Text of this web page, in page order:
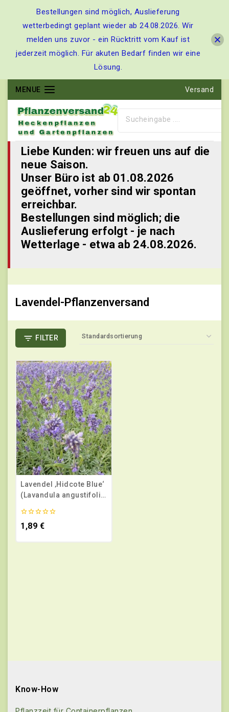
MENUE Versand
Liebe Kunden: wir freuen uns auf die
neue Saison.
Unser Büro ist ab 01.08.2026
geöffnet, vorher sind wir spontan
erreichbar.
Bestellungen sind möglich; die
Auslieferung erfolgt - je nach
Wetterlage - etwa ab 24.08.2026.
Lavendel-Pflanzenversand
FILTER
Lavendel ‚Hidcote Blue‘
(Lavandula angustifolia
0
von
1,89 €
Know-How
Bestellungen sind möglich, Auslieferung
wetterbedingt geplant wieder ab 24.08.2026. Wir
melden uns zuvor - ein Rücktritt vom Kauf ist
jederzeit möglich. Für akuten Bedarf finden wir eine
Lösung.